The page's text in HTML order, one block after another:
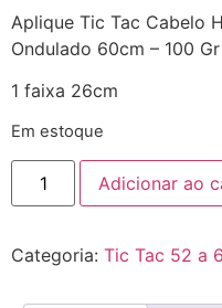
Aplique Tic Tac Cabelo
Ondulado 60cm – 100 Gr
1 faixa 26cm
Em estoque
Adicionar ao
Categoria: Tic Tac 52 a